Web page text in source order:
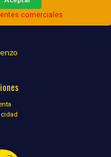
comerciales